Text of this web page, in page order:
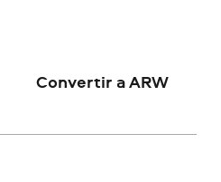
Convertir a ARW